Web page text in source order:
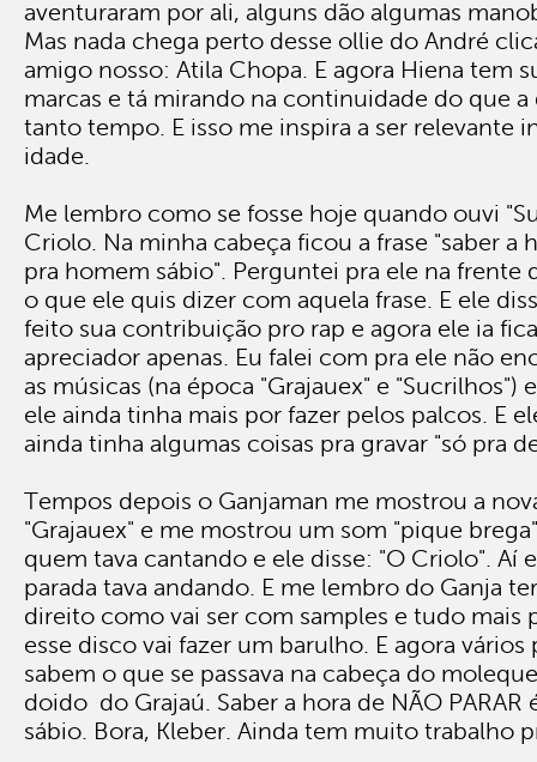
aventuraram por ali, alguns dão algumas
Mas nada chega perto desse ollie do André
amigo nosso: Atila Chopa. E agora Hiena tem
marcas e tá mirando na continuidade do que a
tanto tempo. E isso me inspira a ser relevante
idade.
Me lembro como se fosse hoje quando ouvi
Criolo. Na minha cabeça ficou a frase "saber a
pra homem sábio". Perguntei pra ele na frente
o que ele quis dizer com aquela frase. E ele
feito sua contribuição pro rap e agora ele ia
apreciador apenas. Eu falei com pra ele não
as músicas (na época "Grajauex" e "Sucrilhos")
ele ainda tinha mais por fazer pelos palcos. E
ainda tinha algumas coisas pra gravar "só pra
Tempos depois o Ganjaman me mostrou a
"Grajauex" e me mostrou um som "pique
quem tava cantando e ele disse: "O Criolo". Aí
parada tava andando. E me lembro do Ganja
direito como vai ser com samples e tudo mais
esse disco vai fazer um barulho. E agora
sabem o que se passava na cabeça do
doido do Grajaú. Saber a hora de NÃO PARAR
sábio. Bora, Kleber. Ainda tem muito trabalho